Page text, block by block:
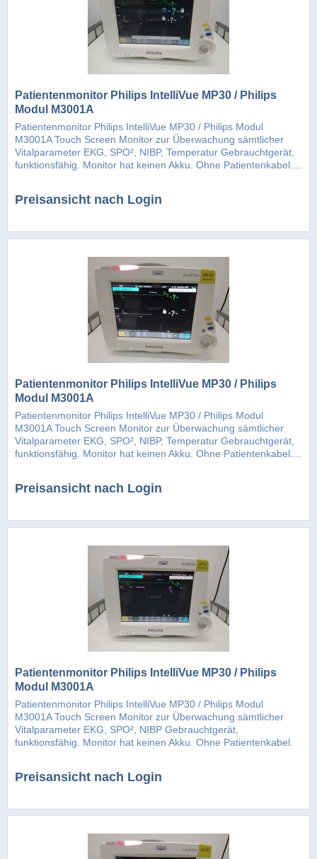
Patientenmonitor Philips IntelliVue MP30 / Philips
Modul M3001A
Patientenmonitor Philips IntelliVue MP30 / Philips Modul
M3001A Touch Screen Monitor zur Überwachung sämtlicher
Vitalparameter EKG, SPO², NIBP, Temperatur Gebrauchtgerät,
funktionsfähig. Monitor hat keinen Akku. Ohne Patientenkabel....
Preisansicht nach Login
Patientenmonitor Philips IntelliVue MP30 / Philips
Modul M3001A
Patientenmonitor Philips IntelliVue MP30 / Philips Modul
M3001A Touch Screen Monitor zur Überwachung sämtlicher
Vitalparameter EKG, SPO², NIBP, Temperatur Gebrauchtgerät,
funktionsfähig. Monitor hat keinen Akku. Ohne Patientenkabel....
Preisansicht nach Login
Patientenmonitor Philips IntelliVue MP30 / Philips
Modul M3001A
Patientenmonitor Philips IntelliVue MP30 / Philips Modul
M3001A Touch Screen Monitor zur Überwachung sämtlicher
Vitalparameter EKG, SPO², NIBP Gebrauchtgerät,
funktionsfähig. Monitor hat keinen Akku. Ohne Patientenkabel.
Preisansicht nach Login